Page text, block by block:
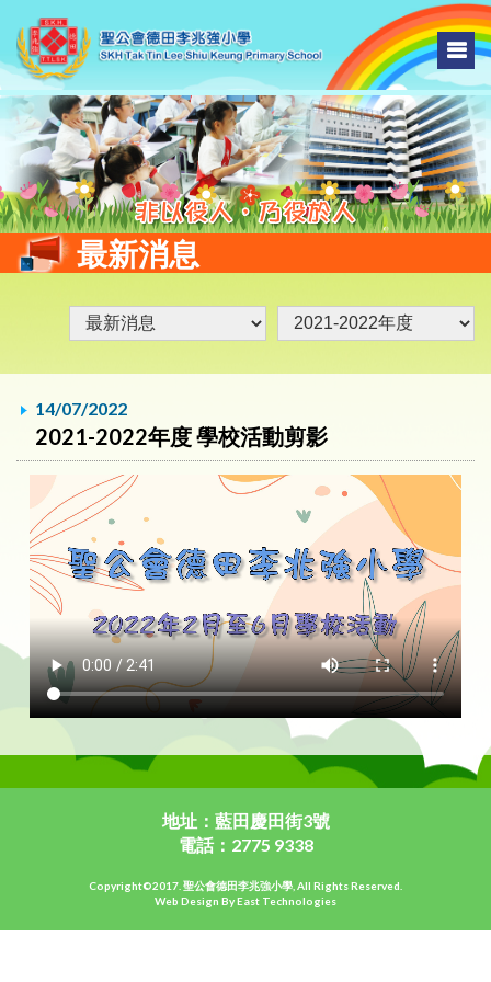
最新消息
14/07/2022
2021-2022年度 學校活動剪影
地址：藍田慶田街3號
電話：2775 9338
Copyright©2017. 聖公會德田李兆強小學, All Rights Reserved.
Web Design By East Technologies